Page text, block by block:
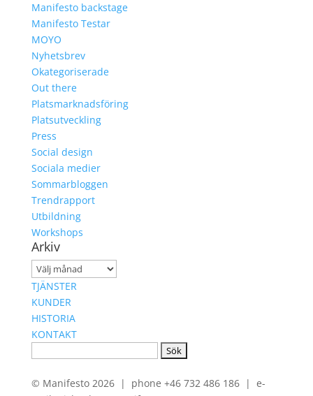
Manifesto backstage
Manifesto Testar
MOYO
Nyhetsbrev
Okategoriserade
Out there
Platsmarknadsföring
Platsutveckling
Press
Social design
Sociala medier
Sommarbloggen
Trendrapport
Utbildning
Workshops
Arkiv
Arkiv
TJÄNSTER
KUNDER
HISTORIA
KONTAKT
© Manifesto 2026 | phone +46 732 486 186 | e-